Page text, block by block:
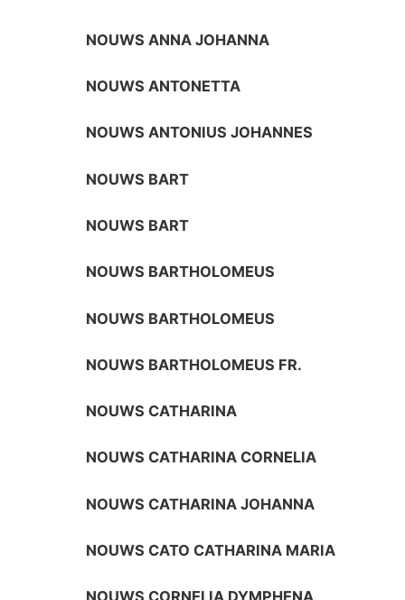
NOUWS ANNA JOHANNA
NOUWS ANTONETTA
NOUWS ANTONIUS JOHANNES
NOUWS BART
NOUWS BART
NOUWS BARTHOLOMEUS
NOUWS BARTHOLOMEUS
NOUWS BARTHOLOMEUS FR.
NOUWS CATHARINA
NOUWS CATHARINA CORNELIA
NOUWS CATHARINA JOHANNA
NOUWS CATO CATHARINA MARIA